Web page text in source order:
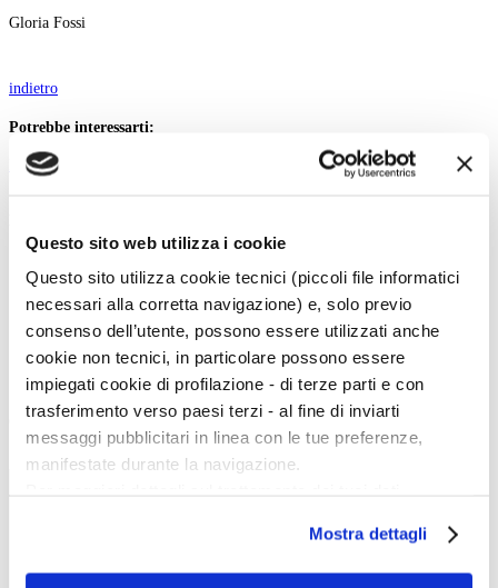
Questo sito web utilizza i cookie
Questo sito utilizza cookie tecnici (piccoli file informatici
necessari alla corretta navigazione) e, solo previo
consenso dell’utente, possono essere utilizzati anche
cookie non tecnici, in particolare possono essere
impiegati cookie di profilazione - di terze parti e con
trasferimento verso paesi terzi - al fine di inviarti
messaggi pubblicitari in linea con le tue preferenze,
manifestate durante la navigazione.
scelte privacy sui cookie, ti invitiamo a prendere visione
dell’informativa cookie.
Mostra dettagli
Gloria Fossi
indietro
Potrebbe interessarti:
Dossier: Monet
Eventi
Kids
In galleria
Cataloghi e libri
Aste e mercato
Concorsi e Lavoro
Calendario
Scegli la data e imposta i filtri per ottimizzare la tua ricerca